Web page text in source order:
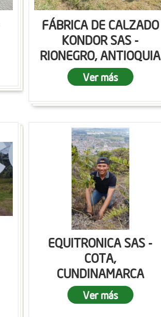
FÁBRICA DE CALZADO
KONDOR SAS -
RIONEGRO, ANTIOQUIA
Ver más
EQUITRONICA SAS -
COTA,
CUNDINAMARCA
Ver más